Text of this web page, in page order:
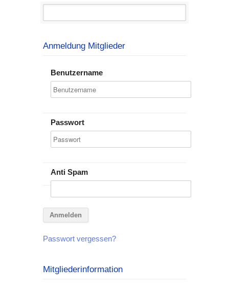
Anmeldung Mitglieder
Benutzername
Passwort
Anti Spam
Passwort vergessen?
Mitgliederinformation